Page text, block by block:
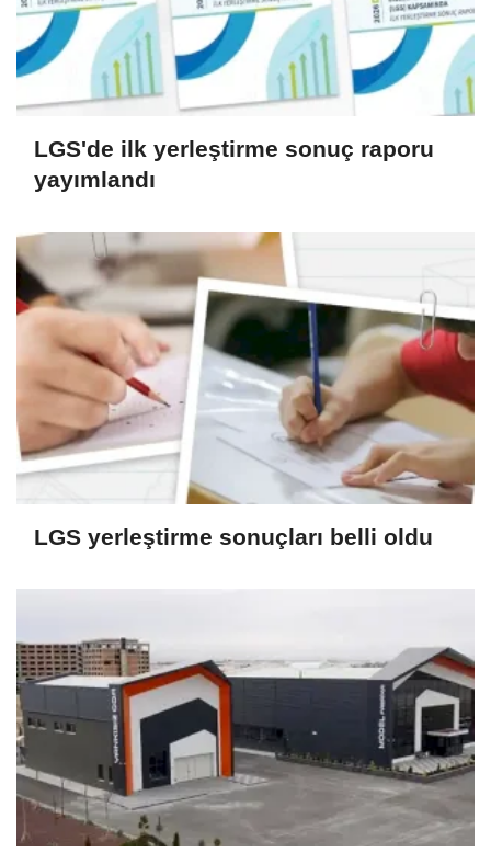
LGS'de ilk yerleştirme sonuç raporu
yayımlandı
LGS yerleştirme sonuçları belli oldu